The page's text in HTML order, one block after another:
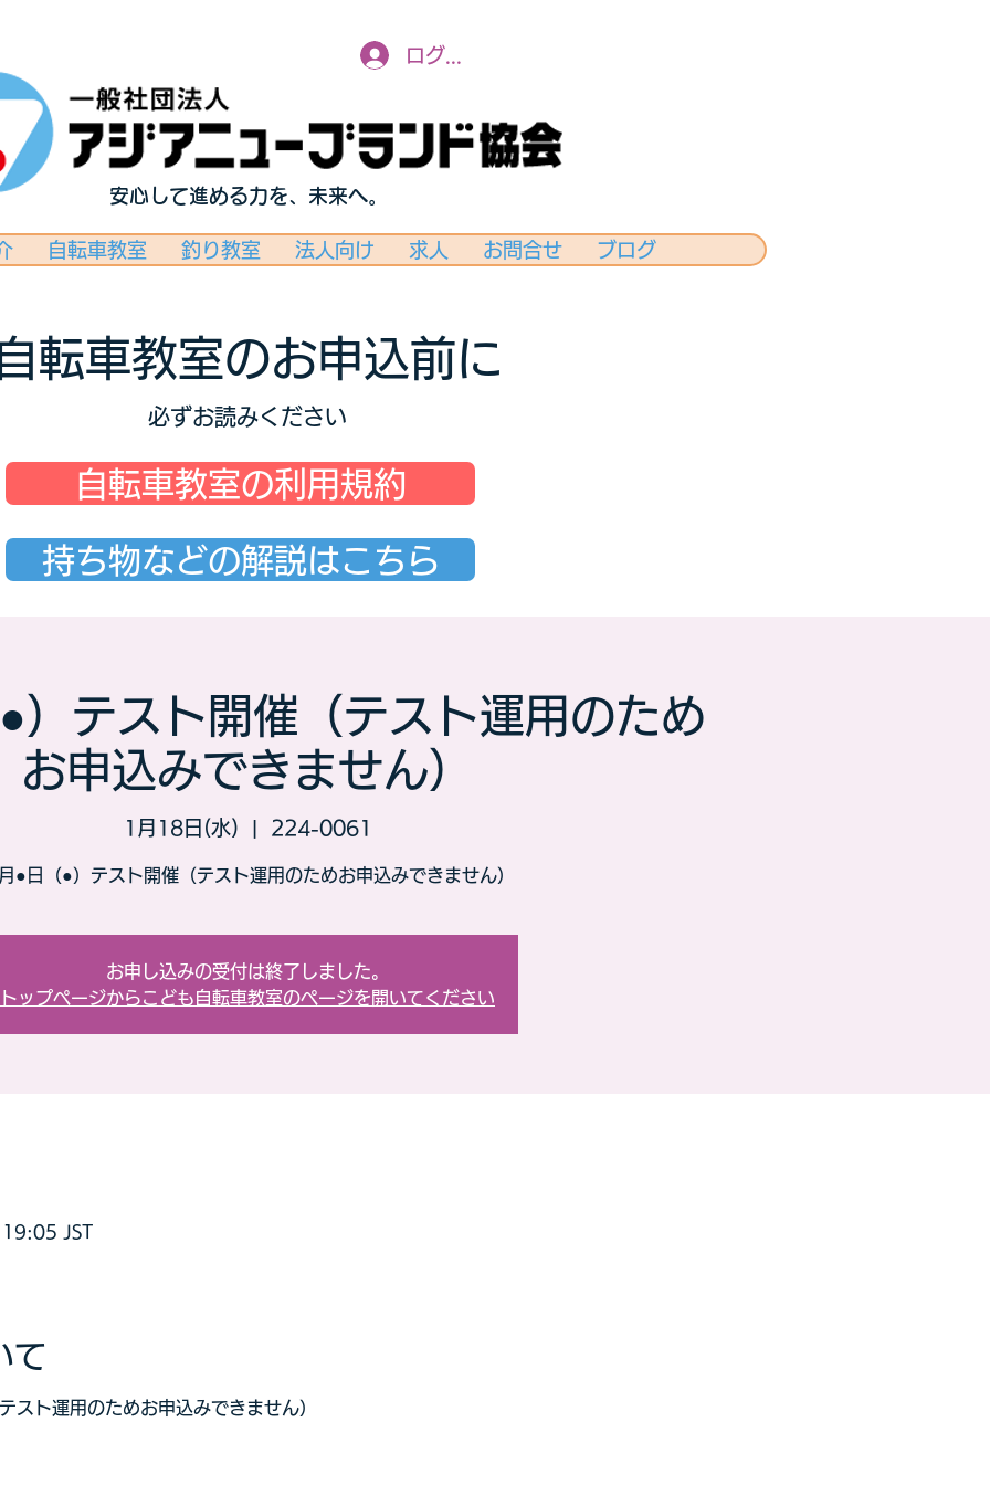
安心して進める力を、未来へ。
ログイン
自転車教室 釣り教室 法人向け 求人 お問合せ ブログ
転車教室のお申込前に
必ずお読みください
自転車教室の利用規約
持ち物などの解説はこちら
）テスト開催（テスト運用のため
お申込みできません）
1月18日(水) 224-0061
●日（●）テスト開催（テスト運用のためお申込みできません）
お申し込みの受付は終了しました。
トップページからこども自転車教室のページを開いてください
JST
て
スト運用のためお申込みできません）